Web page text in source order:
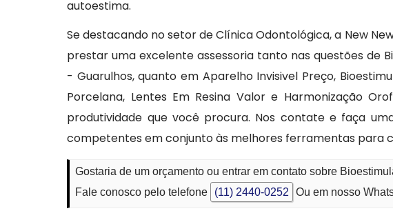
autoestima.
Se destacando no setor de Clínica Odontológica, a New
prestar uma excelente assessoria tanto nas questões de
- Guarulhos, quanto em Aparelho Invisivel Preço,
Porcelana, Lentes Em Resina Valor e Harmonização
produtividade que você procura. Nos contate e faça
competentes em conjunto às melhores ferramentas para
Gostaria de um orçamento ou entrar em contato sobre
Fale conosco pelo telefone
(11) 2440-0252 Ou em nosso